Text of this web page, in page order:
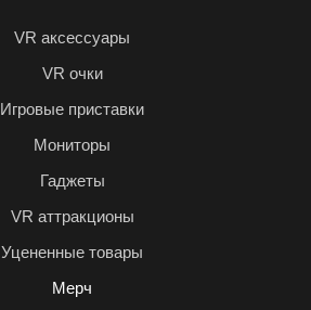
VR аксессуары
VR очки
Игровые приставки
Мониторы
Гаджеты
VR аттракционы
Уцененные товары
Мерч